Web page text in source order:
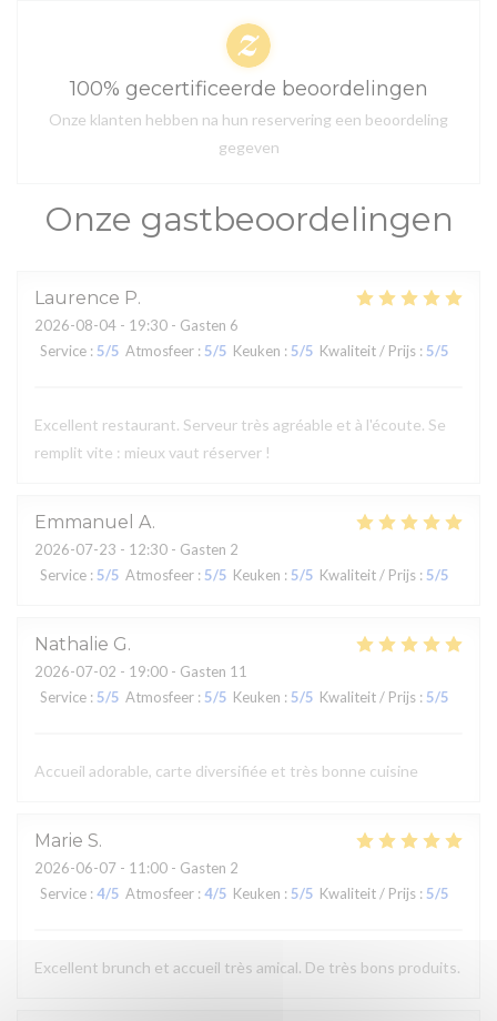
Onze gastbeoordelingen
Laurence P
2026-08-04 - 19:30 - Gasten 6
Service : 5/5 Atmosfeer : 5/5 Keuken : 5/5 Kwaliteit / Prijs : 5/5
Excellent restaurant. Serveur très agréable et à l'écoute. Se
remplit vite : mieux vaut réserver !
Emmanuel A
2026-07-23 - 12:30 - Gasten 2
Service : 5/5 Atmosfeer : 5/5 Keuken : 5/5 Kwaliteit / Prijs : 5/5
Nathalie G
2026-07-02 - 19:00 - Gasten 11
Service : 5/5 Atmosfeer : 5/5 Keuken : 5/5 Kwaliteit / Prijs : 5/5
Accueil adorable, carte diversifiée et très bonne cuisine
Marie S
2026-06-07 - 11:00 - Gasten 2
Service : 4/5 Atmosfeer : 4/5 Keuken : 5/5 Kwaliteit / Prijs : 5/5
Excellent brunch et accueil très amical. De très bons produits.
100% gecertificeerde beoordelingen
Onze klanten hebben na hun reservering een beoordeling
gegeven